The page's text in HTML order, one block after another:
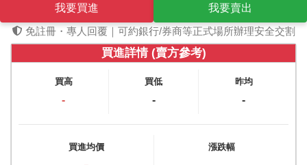
我要買進
我要賣出
免註冊・專人回覆｜可約銀行/券商等正式場所辦理安全交割
買進詳情 (賣方參考)
買高
-
買低
-
昨均
-
買進均價 漲跌幅